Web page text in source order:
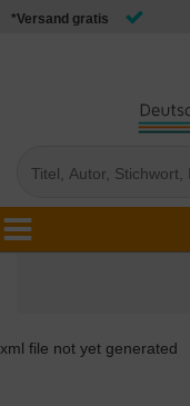
*Versand gratis
xml file not yet generated